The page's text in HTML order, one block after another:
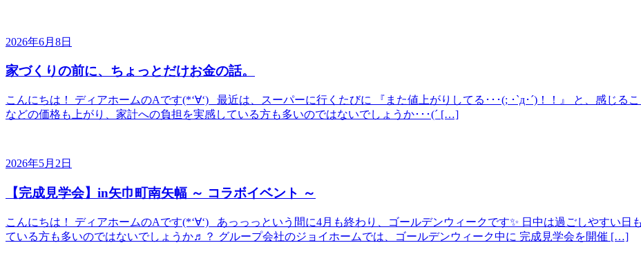
2026年6月8日
家づくりの前に、ちょっとだけお金の話。
こんにちは！ ディアホームのAです(*‘∀‘) 最近は、スーパーに行くたびに 『また値上がりしてる･･･(; ･`д･´)！！』 と、感じ
などの価格も上がり、家計への負担を実感している方も多いのではないでしょうか･･･(´ […]
2026年5月2日
【完成見学会】in矢巾町南矢幅 ～ コラボイベント ～
こんにちは！ ディアホームのAです(*‘∀‘) あっっっという間に4月も終わり、ゴールデンウィークです✨ 日中は過ごしやすい日
ている方も多いのではないでしょうか♬？ グループ会社のジョイホームでは、ゴールデンウィーク中に 完成見学会を開催 […]